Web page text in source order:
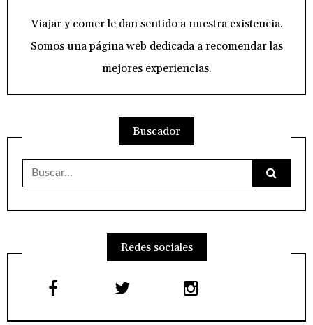
Viajar y comer le dan sentido a nuestra existencia.
Somos una página web dedicada a recomendar las
mejores experiencias.
Buscador
Buscar:
Redes sociales